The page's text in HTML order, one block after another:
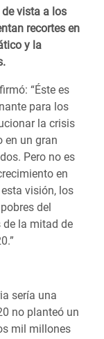
vista a los
recortes en
y la
“Éste es
para los
la crisis
en un gran
Pero no es
en
visión, los
del
de la mitad de
sería una
no planteó un
mil millones